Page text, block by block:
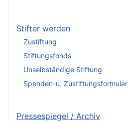
Stifter werden
Zustiftung
Stiftungsfonds
Unselbständige Stiftung
Spenden-u. Zustiftungsformular
Pressespiegel / Archiv